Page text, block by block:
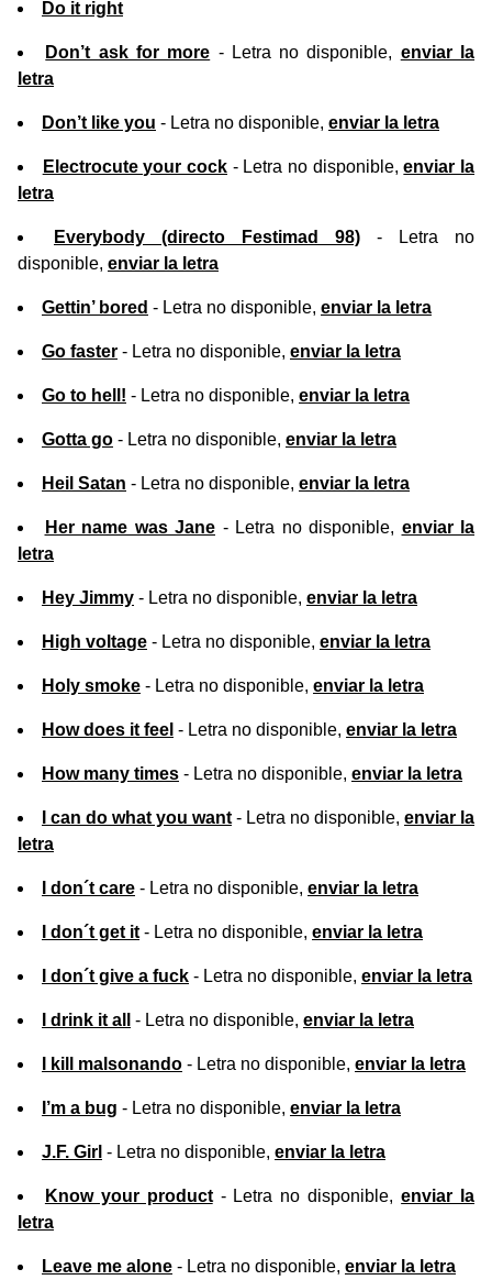
Do it right
Don’t ask for more - Letra no disponible, enviar la
letra
Don’t like you - Letra no disponible, enviar la letra
Electrocute your cock - Letra no disponible,enviar la
letra
Everybody (directo Festimad 98) - Letra no
disponible, enviar la letra
Gettin’ bored - Letra no disponible, enviar la letra
Go faster - Letra no disponible, enviar la letra
Go to hell! - Letra no disponible, enviar la letra
Gotta go - Letra no disponible, enviar la letra
Heil Satan - Letra no disponible, enviar la letra
Her name was Jane - Letra no disponible, enviar la
letra
Hey Jimmy - Letra no disponible, enviar la letra
High voltage - Letra no disponible, enviar la letra
Holy smoke - Letra no disponible, enviar la letra
How does it feel - Letra no disponible, enviar la letra
How many times - Letra no disponible, enviar la letra
I can do what you want - Letra no disponible, enviar la
letra
I don´t care - Letra no disponible, enviar la letra
I don´t get it - Letra no disponible, enviar la letra
I don´t give a fuck - Letra no disponible, enviar la letra
I drink it all - Letra no disponible, enviar la letra
I kill malsonando - Letra no disponible, enviar la letra
I’m a bug - Letra no disponible, enviar la letra
J.F. Girl - Letra no disponible, enviar la letra
Know your product- Letra no disponible,enviar la
letra
Leave me alone - Letra no disponible, enviar la letra